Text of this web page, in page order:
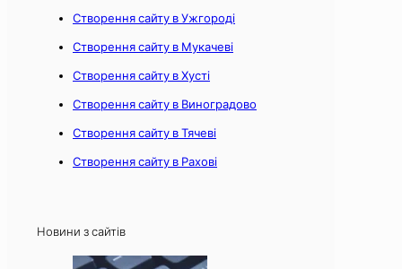
Створення сайту в Ужгороді
Створення сайту в Мукачеві
Створення сайту в Хусті
Створення сайту в Виноградово
Створення сайту в Тячеві
Створення сайту в Рахові
Новини з сайтів